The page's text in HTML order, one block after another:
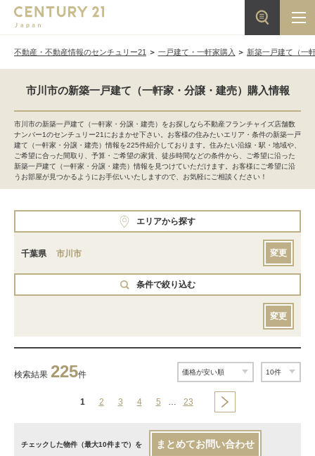
不動産・不動産情報のセンチュリー21 一戸建て・一軒家購入 新築一戸建て（一
市川市の新築一戸建て（一軒家・分譲・建売）購入情報
市川市の新築一戸建て（一軒家・分譲・建売）をお探しなら不動産フランチャイズ店舗数
ナンバー1のセンチュリー21におまかせ下さい。お客様の住みたいエリア・条件の新築一戸
建て（一軒家・分譲・建売）情報を225件紹介しております。住みたい沿線・駅・地域や、
ご希望に合った間取り、予算・ご希望の家賃、徒歩時間などの条件から、ご希望に沿った
新築一戸建て（一軒家・分譲・建売）情報を見つけていただけます。お客様にご希望に沿
うお部屋が見つかるようにお手伝いいたしますので、お気軽にご相談ください！
エリアから探す
千葉県 市川市 変更
条件で絞り込む
変更
検索結果 225件
1 2 3 4 5 … 23
チェックした物件（最大10件まで）を まとめてお問い合わせ